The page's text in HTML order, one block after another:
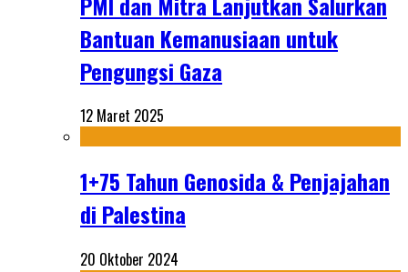
Bantuan Kemanusiaan untuk
Pengungsi Gaza
12 Maret 2025
1+75 Tahun Genosida & Penjajahan
di Palestina
20 Oktober 2024